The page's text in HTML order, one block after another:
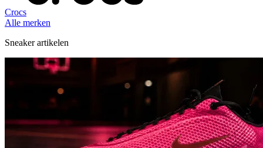
Crocs
Alle merken
Sneaker artikelen